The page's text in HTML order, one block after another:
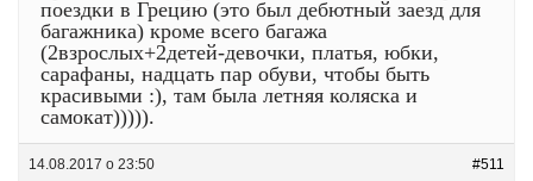
поездки в Грецию (это был дебютный заезд для
багажника) кроме всего багажа
(2взрослых+2детей-девочки, платья, юбки,
сарафаны, надцать пар обуви, чтобы быть
красивыми :), там была летняя коляска и
самокат))))).
14.08.2017 о 23:50 #511